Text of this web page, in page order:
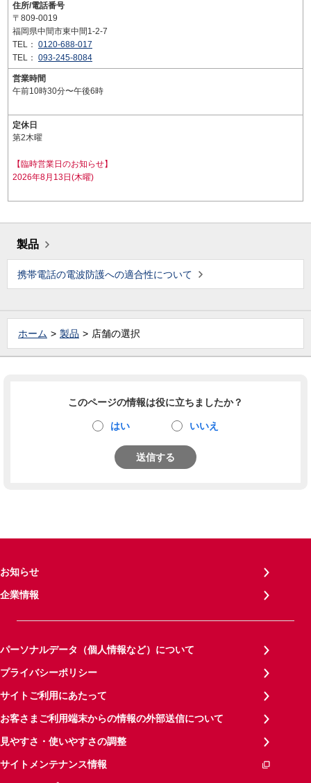
住所/電話番号
〒809-0019
福岡県中間市東中間1-2-7
TEL： 0120-688-017
TEL： 093-245-8084
営業時間
午前10時30分〜午後6時
定休日
第2木曜
【臨時営業日のお知らせ】
2026年8月13日(木曜)
製品
携帯電話の電波防護への適合性について
ホーム 製品 店舗の選択
このページの情報は役に立ちましたか？
はい いいえ
送信する
お知らせ
企業情報
パーソナルデータ（個人情報など）について
プライバシーポリシー
サイトご利用にあたって
お客さまご利用端末からの情報の外部送信について
見やすさ・使いやすさの調整
サイトメンテナンス情報